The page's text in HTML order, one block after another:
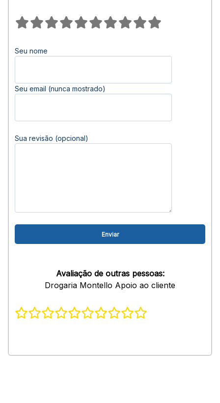
Seu nome
Seu email (nunca mostrado)
Sua revisão (opcional)
Avaliação de outras pessoas:
Drogaria Montello Apoio ao cliente